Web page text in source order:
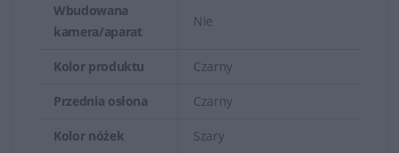
Wbudowana
kamera/aparat
Nie
Kolor produktu Czarny
Przednia osłona Czarny
Kolor nóżek Szary